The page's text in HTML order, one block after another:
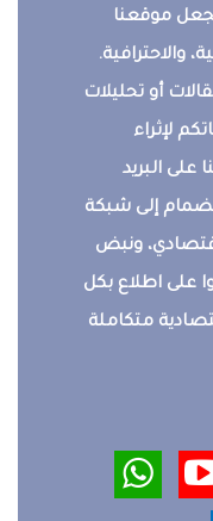
موقعنا
والاحترافية.
أو تحليلات
لإثراء
على البريد
إلى شبكة
ونبض
على اطلاع بكل
متكاملة